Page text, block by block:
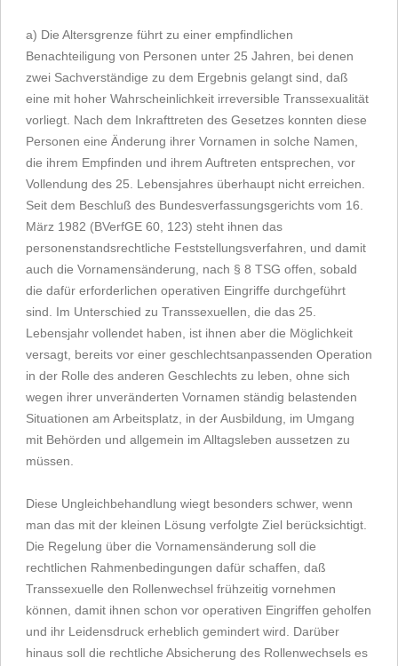
a) Die Altersgrenze führt zu einer empfindlichen
Benachteiligung von Personen unter 25 Jahren, bei denen
zwei Sachverständige zu dem Ergebnis gelangt sind, daß
eine mit hoher Wahrscheinlichkeit irreversible Transsexualität
vorliegt. Nach dem Inkrafttreten des Gesetzes konnten diese
Personen eine Änderung ihrer Vornamen in solche Namen,
die ihrem Empfinden und ihrem Auftreten entsprechen, vor
Vollendung des 25. Lebensjahres überhaupt nicht erreichen.
Seit dem Beschluß des Bundesverfassungsgerichts vom 16.
März 1982 (BVerfGE 60, 123) steht ihnen das
personenstandsrechtliche Feststellungsverfahren, und damit
auch die Vornamensänderung, nach § 8 TSG offen, sobald
die dafür erforderlichen operativen Eingriffe durchgeführt
sind. Im Unterschied zu Transsexuellen, die das 25.
Lebensjahr vollendet haben, ist ihnen aber die Möglichkeit
versagt, bereits vor einer geschlechtsanpassenden Operation
in der Rolle des anderen Geschlechts zu leben, ohne sich
wegen ihrer unveränderten Vornamen ständig belastenden
Situationen am Arbeitsplatz, in der Ausbildung, im Umgang
mit Behörden und allgemein im Alltagsleben aussetzen zu
müssen.
Diese Ungleichbehandlung wiegt besonders schwer, wenn
man das mit der kleinen Lösung verfolgte Ziel berücksichtigt.
Die Regelung über die Vornamensänderung soll die
rechtlichen Rahmenbedingungen dafür schaffen, daß
Transsexuelle den Rollenwechsel frühzeitig vornehmen
können, damit ihnen schon vor operativen Eingriffen geholfen
und ihr Leidensdruck erheblich gemindert wird. Darüber
hinaus soll die rechtliche Absicherung des Rollenwechsels es